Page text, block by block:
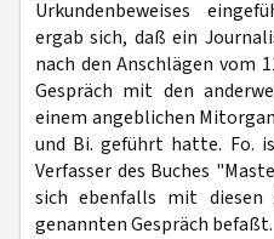
Urkundenbeweises
ergab sich, daß ein
nach den Anschlägen vom
Gespräch mit den
einem angeblichen
und Bi. geführt hatte. Fo.
Verfasser des Buches
sich ebenfalls mit diesen
genannten Gespräch befaßt.